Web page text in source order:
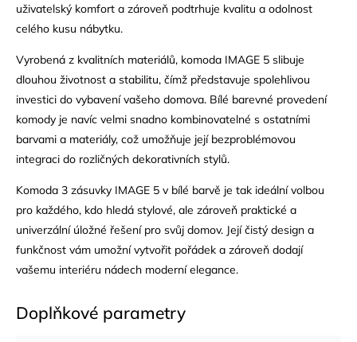
uživatelský komfort a zároveň podtrhuje kvalitu a odolnost
celého kusu nábytku.
Vyrobená z kvalitních materiálů, komoda IMAGE 5 slibuje
dlouhou životnost a stabilitu, čímž představuje spolehlivou
investici do vybavení vašeho domova. Bílé barevné provedení
komody je navíc velmi snadno kombinovatelné s ostatními
barvami a materiály, což umožňuje její bezproblémovou
integraci do rozličných dekorativních stylů.
Komoda 3 zásuvky IMAGE 5 v bílé barvě je tak ideální volbou
pro každého, kdo hledá stylové, ale zároveň praktické a
univerzální úložné řešení pro svůj domov. Její čistý design a
funkčnost vám umožní vytvořit pořádek a zároveň dodají
vašemu interiéru nádech moderní elegance.
Doplňkové parametry